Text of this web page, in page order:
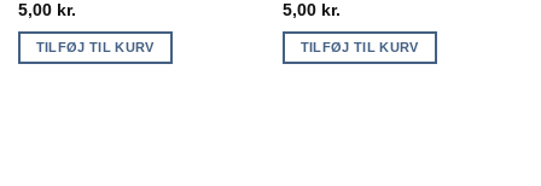
5,00 kr.
TILFØJ TIL KURV
5,00 kr.
TILFØJ TIL KURV